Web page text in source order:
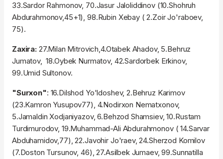
33.Sardor Rahmonov, 70.Jasur Jaloliddinov (10.Shohruh
Abdurahmonov,45+1), 98.Rubin Xebay ( 2.Zoir Jo'raboev,
75).
Zaxira:27.Milan Mitrovich,4.Otabek Ahadov, 5.Behruz
Jumatov, 18.Oybek Nurmatov, 42.Sardorbek Erkinov,
99.Umid Sultonov.
"Surxon": 16.Dilshod Yo'ldoshev, 2.Behruz Karimov
(23.Kamron Yusupov77), 4.Nodirxon Nematxonov,
5.Jamaldin Xodjaniyazov, 6.Behzod Shamsiev, 10.Rustam
Turdimurodov, 19.Muhammad-Ali Abdurahmonov ( 14.Sarvar
Abduhamidov,77), 22.Javohir Jo'raev, 24.Sherzod Komilov
(7.Doston Tursunov, 46), 27.Asilbek Jumaev, 99.Sunnatilla